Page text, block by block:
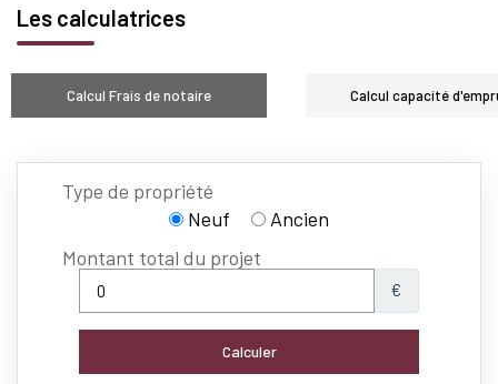
Les calculatrices
Calcul Frais de notaire Calcul capacité